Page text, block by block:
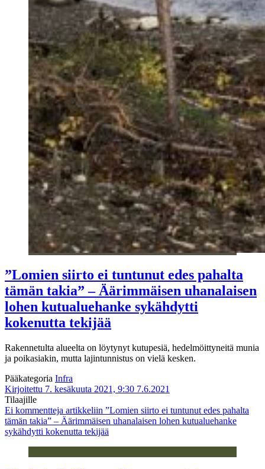
”Lomien siirto ei tuntunut edes pahalta
tämän takia” – Äärimmäisen uhanalaisen
lohen kutualuehanke sykähdytti
kokenutta tekijää
Rakennetulta alueelta on löytynyt kutupesiä, hedelmöittyneitä munia
ja poikasiakin, mutta lajintunnistus on vielä kesken.
Pääkategoria Infra
Kirjoitettu 7. kesäkuuta 2021, 9:30 7.6.2021
Tilaajille
Ei kommentteja artikkeliin ”Lomien siirto ei tuntunut edes pahalta
tämän takia” – Äärimmäisen uhanalaisen lohen kutualuehanke
sykähdytti kokenutta tekijää